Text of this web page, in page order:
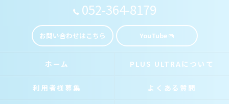
052-364-8179
お問い合わせはこちら YouTube
ホーム PLUS ULTRAについて
利用者様募集 よくある質問